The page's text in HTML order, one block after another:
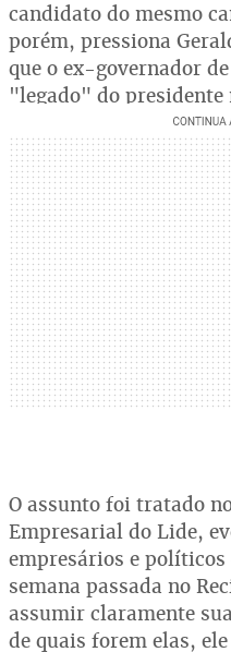
candidato do mesmo
porém, pressiona
que o ex-governador
"legado" do presidente
O assunto foi tratado
Empresarial do Lide,
empresários e
semana passada no
assumir claramente
de quais forem elas,